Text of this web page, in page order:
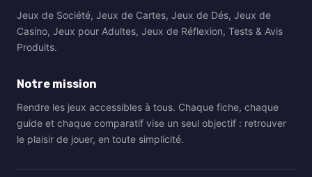
Jeux de Société, Jeux de Cartes, Jeux de Dés, Jeux de
Casino, Jeux pour Adultes, Jeux de Réflexion, Tests & Avis
Produits.
Notre mission
Rendre les jeux accessibles à tous. Chaque fiche, chaque
guide et chaque comparatif vise un seul objectif : retrouver
le plaisir de jouer, en toute simplicité.